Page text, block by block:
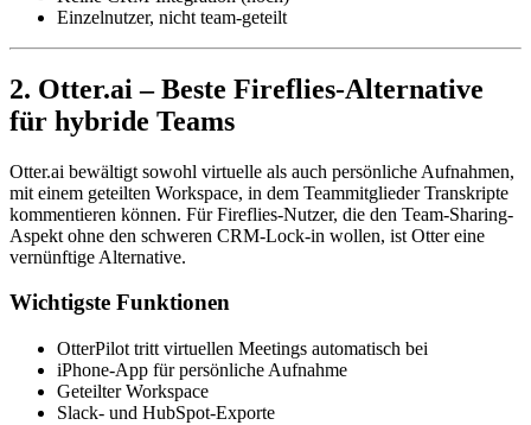
Einzelnutzer, nicht team-geteilt
2. Otter.ai – Beste Fireflies-Alternative
für hybride Teams
Otter.ai bewältigt sowohl virtuelle als auch persönliche Aufnahmen,
mit einem geteilten Workspace, in dem Teammitglieder Transkripte
kommentieren können. Für Fireflies-Nutzer, die den Team-Sharing-
Aspekt ohne den schweren CRM-Lock-in wollen, ist Otter eine
vernünftige Alternative.
Wichtigste Funktionen
OtterPilot tritt virtuellen Meetings automatisch bei
iPhone-App für persönliche Aufnahme
Geteilter Workspace
Slack- und HubSpot-Exporte